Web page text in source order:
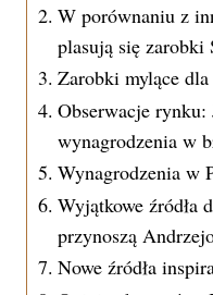
W porównaniu z
plasują się zarobki
Zarobki mylące
Obserwacje rynku:
wynagrodzenia w
Wynagrodzenia w
Wyjątkowe źródła
przynoszą
Nowe źródła